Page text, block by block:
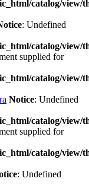
catalog/view/
: Undefined
catalog/view/
supplied for
catalog/view/
Notice: Undefined
catalog/view/
supplied for
catalog/view/
: Undefined